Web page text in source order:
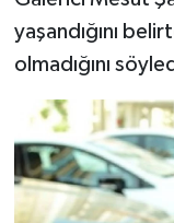
yaşandığını
olmadığını